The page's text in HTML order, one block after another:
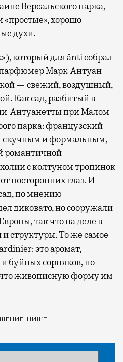
Версальского парка,
хорошо
духи.
который для ānti собрал
Марк-Антуан
— свежий, воздушный,
Как сад, разбитый в
Антуанетты при Малом
парка: французский
скучным и формальным,
романтичной
с колтуном тропинок
посторонних глаз. И
по мнению
диковато, но сооружали
так что на деле в
структуры. То же самое
это аромат,
буйных сорняков, но
живописную форму им
НИЖЕ